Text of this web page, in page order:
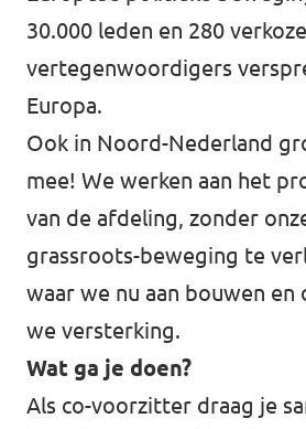
30.000 leden en 280
vertegenwoordigers
Europa.
Ook in Noord-Nederland
mee! We werken aan het
van de afdeling, zonder
grassroots-beweging te
waar we nu aan bouwen en
we versterking.
Wat ga je doen?
Als co-voorzitter draag je